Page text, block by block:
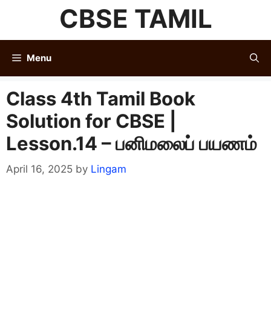
content
CBSE TAMIL
Menu
Class 4th Tamil Book
Solution for CBSE |
Lesson.14 – பனிமலைப் பயணம்
April 16, 2025 by Lingam